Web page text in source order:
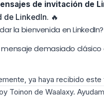
de invitación de
de LinkedIn. 🔥
la bienvenida en LinkedIn?
mensaje demasiado clásico
ya haya recibido
Toinon de Waalaxy.